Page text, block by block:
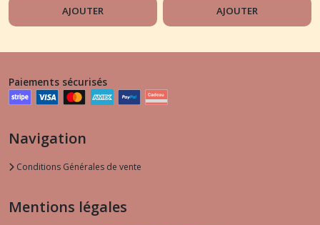
AJOUTER AJOUTER
Paiements sécurisés
Navigation
Conditions Générales de vente
Mentions légales